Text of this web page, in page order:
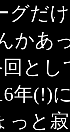
グだ
かあ
と
年(!)
っと